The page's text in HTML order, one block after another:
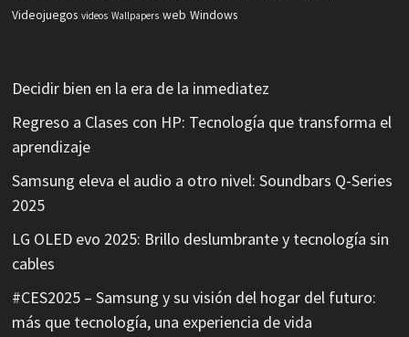
Videojuegos videos Wallpapers web Windows
Decidir bien en la era de la inmediatez
Regreso a Clases con HP: Tecnología que transforma el
aprendizaje
Samsung eleva el audio a otro nivel: Soundbars Q-Series
2025
LG OLED evo 2025: Brillo deslumbrante y tecnología sin
cables
#CES2025 – Samsung y su visión del hogar del futuro:
más que tecnología, una experiencia de vida